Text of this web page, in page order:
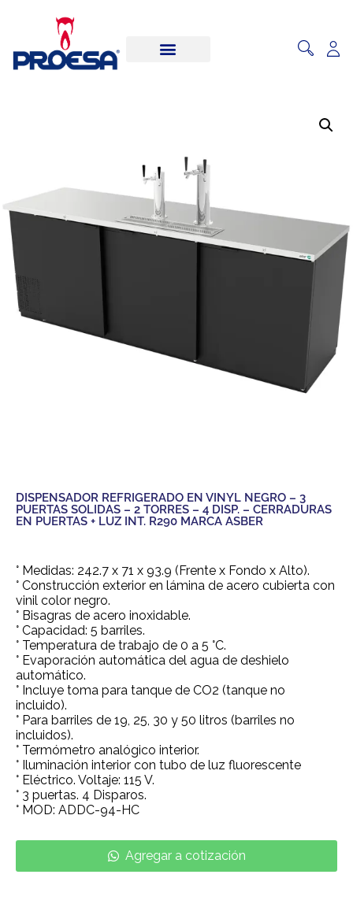
DISPENSADOR REFRIGERADO EN VINYL NEGRO – 3
PUERTAS SOLIDAS – 2 TORRES – 4 DISP. – CERRADURAS
EN PUERTAS + LUZ INT. R290 MARCA ASBER
° Medidas: 242.7 x 71 x 93.9 (Frente x Fondo x Alto).
° Construcción exterior en lámina de acero cubierta con
vinil color negro.
° Bisagras de acero inoxidable.
° Capacidad: 5 barriles.
° Temperatura de trabajo de 0 a 5 °C.
° Evaporación automática del agua de deshielo
automático.
° Incluye toma para tanque de CO2 (tanque no
incluido).
° Para barriles de 19, 25, 30 y 50 litros (barriles no
incluidos).
° Termómetro analógico interior.
° Iluminación interior con tubo de luz fluorescente
° Eléctrico. Voltaje: 115 V.
° 3 puertas. 4 Disparos.
° MOD: ADDC-94-HC
Agregar a cotización